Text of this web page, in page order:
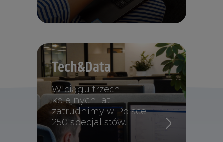
Tech&Data
W ciągu trzech
kolejnych lat
zatrudnimy w Polsce
250 specjalistów.